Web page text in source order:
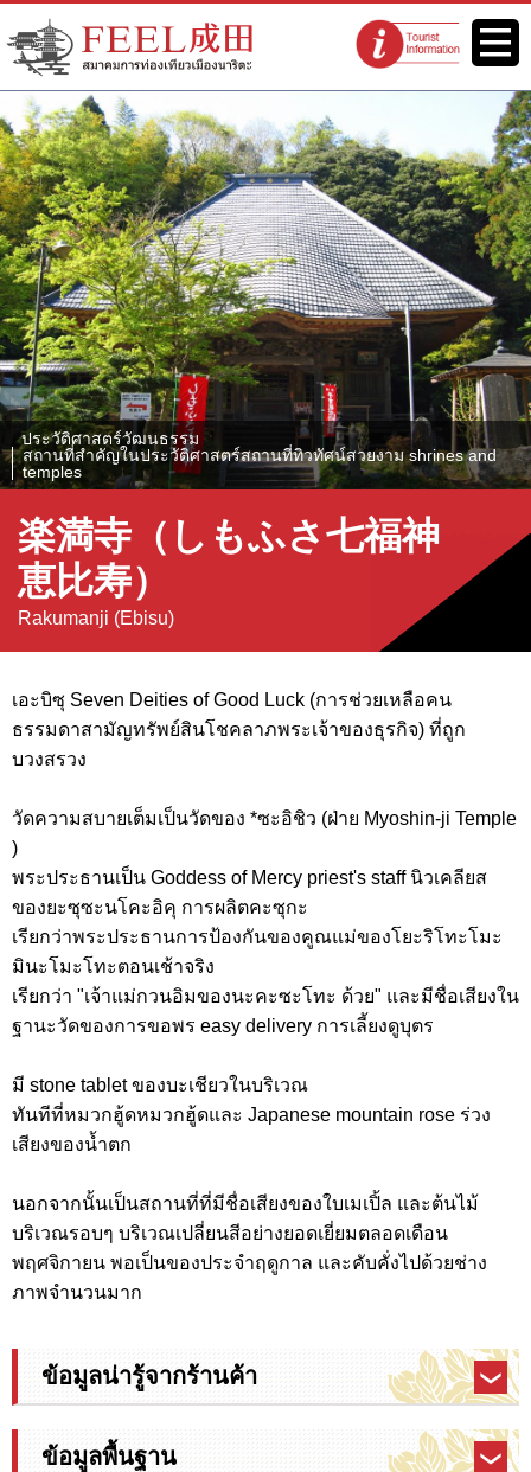
เว็บไซต์สมาคมการท่องเที่ยวเมือง
นาริตะ FEEL นาริตะ
จุดแนะนำนัก
ท่องเที่ยว
เมนู
ประวัติศาสตร์วัฒนธรรม
สถานที่สำคัญในประวัติศาสตร์สถานที่ทิวทัศน์สวยงาม shrines and
temples
楽満寺（しもふさ七福神
恵比寿）
Rakumanji (Ebisu)
เอะบิซุ Seven Deities of Good Luck (การช่วยเหลือคน
ธรรมดาสามัญทรัพย์สินโชคลาภพระเจ้าของธุรกิจ) ที่ถูก
บวงสรวง
วัดความสบายเต็มเป็นวัดของ *ซะอิชิว (ฝ่าย Myoshin-ji Temple
)
พระประธานเป็น Goddess of Mercy priest's staff นิวเคลียส
ของยะซุซะนโคะอิคุ การผลิตคะซุกะ
เรียกว่าพระประธานการป้องกันของคูณแม่ของโยะริโทะโมะ
มินะโมะโทะตอนเช้าจริง
เรียกว่า "เจ้าแม่กวนอิมของนะคะซะโทะ ด้วย" และมีชื่อเสียงใน
ฐานะวัดของการขอพร easy delivery การเลี้ยงดูบุตร
มี stone tablet ของบะเชียวในบริเวณ
ทันทีที่หมวกฮู้ดหมวกฮู้ดและ Japanese mountain rose ร่วง
เสียงของน้ำตก
นอกจากนั้นเป็นสถานที่ที่มีชื่อเสียงของใบเมเปิ้ล และต้นไม้
บริเวณรอบๆ บริเวณเปลี่ยนสีอย่างยอดเยี่ยมตลอดเดือน
พฤศจิกายน พอเป็นของประจำฤดูกาล และคับคั่งไปด้วยช่าง
ภาพจำนวนมาก
ข้อมูลน่ารู้จากร้านค้า
ข้อมูลพื้นฐาน